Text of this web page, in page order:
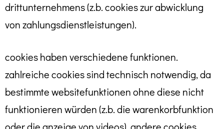
drittunternehmens (z.b. cookies zur abwicklung
von zahlungsdienstleistungen).
cookies haben verschiedene funktionen.
zahlreiche cookies sind technisch notwendig, da
bestimmte websitefunktionen ohne diese nicht
funktionieren würden (z.b. die warenkorbfunktion